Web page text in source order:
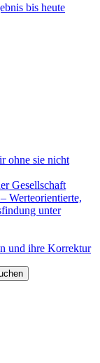
bis heute
ohne sie nicht
Gesellschaft
Werteorientierte,
unter
und ihre Korrektur